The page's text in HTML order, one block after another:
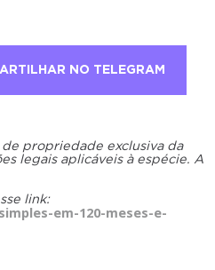
NO TELEGRAM
propriedade exclusiva da
legais aplicáveis à espécie. A
link:
em-120-meses-e-